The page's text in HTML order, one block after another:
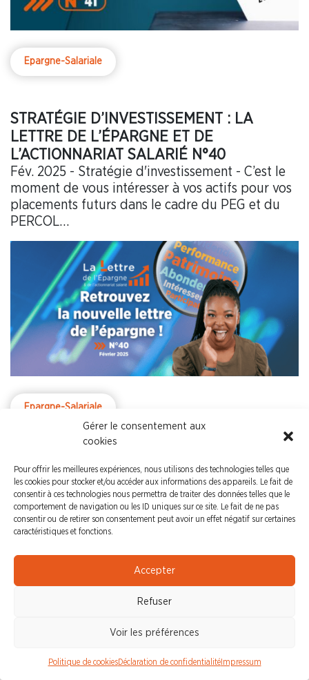
Gérer le consentement aux
cookies
Pour offrir les meilleures expériences, nous utilisons des technologies telles que
les cookies pour stocker et/ou accéder aux informations des appareils. Le fait de
consentir à ces technologies nous permettra de traiter des données telles que le
comportement de navigation ou les ID uniques sur ce site. Le fait de ne pas
consentir ou de retirer son consentement peut avoir un effet négatif sur certaines
caractéristiques et fonctions.
Accepter
Refuser
Voir les préférences
Politique de cookiesDéclaration de confidentialitéImpressum
Epargne-Salariale
STRATÉGIE D’INVESTISSEMENT : LA
LETTRE DE L’ÉPARGNE ET DE
L’ACTIONNARIAT SALARIÉ N°40
Fév. 2025 - Stratégie d'investissement - C’est le
moment de vous intéresser à vos actifs pour vos
placements futurs dans le cadre du PEG et du
PERCOL…
Epargne-Salariale
NEWSLETTER INTERNATIONAL –
N°1/JANVIER 2025
Retrouvez l'actualité d'Orange à l'international
avec vos représentants du Comité Groupe
Européen, Comité Groupe Monde et Alliance UNI